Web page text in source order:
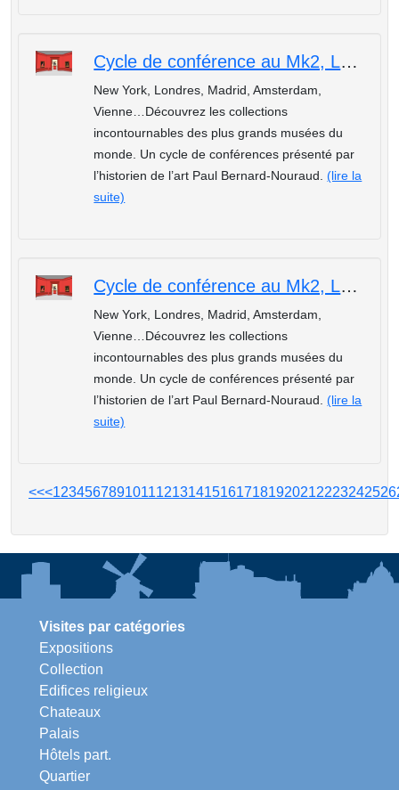
Cycle de conférence au Mk2, Les plus beaux musées du monde : Le Rijksmuseum d’Amsterdam
New York, Londres, Madrid, Amsterdam,
Vienne…Découvrez les collections
incontournables des plus grands musées du
monde. Un cycle de conférences présenté par
l’historien de l’art Paul Bernard-Nouraud.(lire la
suite)
Cycle de conférence au Mk2, Les plus beaux musées du monde : La National Gallery de Washington
New York, Londres, Madrid, Amsterdam,
Vienne…Découvrez les collections
incontournables des plus grands musées du
monde. Un cycle de conférences présenté par
l’historien de l’art Paul Bernard-Nouraud.(lire la
suite)
<<<1234567891011121314151617181920212223242526
Visites par catégories
Expositions
Collection
Edifices religieux
Chateaux
Palais
Hôtels part.
Quartier